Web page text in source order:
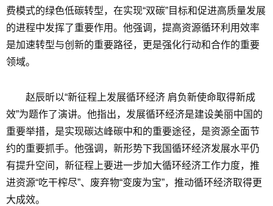
费模式的绿色低碳转型，在实现“双碳”目标和促进高质量发展
的进程中发挥了重要作用。他强调，提高资源循环利用效率
是加速转型与创新的重要路径，更是强化行动和合作的重要
领域。
赵辰昕以“新征程上发展循环经济 肩负新使命取得新成
效”为题作了演讲。他指出，发展循环经济是建设美丽中国的
重要举措，是实现碳达峰碳中和的重要途径，是资源全面节
约的重要抓手。他强调，新形势下我国循环经济发展水平仍
有提升空间，新征程上要进一步加大循环经济工作力度，推
进资源“吃干榨尽”、废弃物“变废为宝”，推动循环经济取得更
大成效。